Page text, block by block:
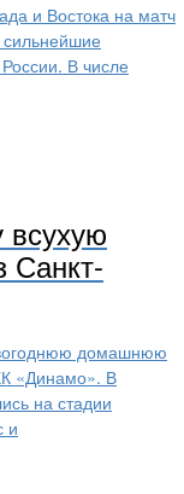
и Востока на матч
сильнейшие
В числе
всухую
Санкт-
домашнюю
«Динамо». В
на стадии
и